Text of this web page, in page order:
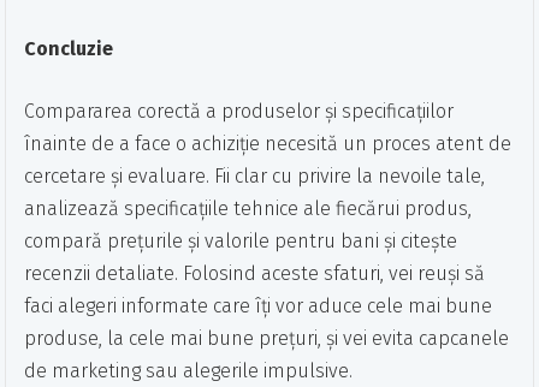
Concluzie
Compararea corectă a produselor și specificațiilor
înainte de a face o achiziție necesită un proces atent de
cercetare și evaluare. Fii clar cu privire la nevoile tale,
analizează specificațiile tehnice ale fiecărui produs,
compară prețurile și valorile pentru bani și citește
recenzii detaliate. Folosind aceste sfaturi, vei reuși să
faci alegeri informate care îți vor aduce cele mai bune
produse, la cele mai bune prețuri, și vei evita capcanele
de marketing sau alegerile impulsive.